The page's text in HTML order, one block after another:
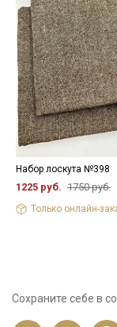
Набор лоскута №398
1225 руб. 1750 руб.
Только онлайн-
Сохраните себе в